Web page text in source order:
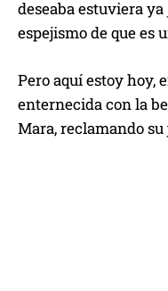
deseaba estuviera ya
espejismo de que es
Pero aquí estoy hoy,
enternecida con la
Mara, reclamando